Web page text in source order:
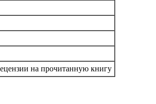
на прочитанную книгу